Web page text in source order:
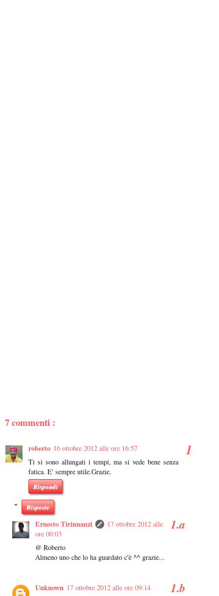
7 commenti :
roberto 16 ottobre 2012 alle ore 16:57
Ti si sono allungati i tempi, ma si vede bene senza
fatica. E' sempre utile.Grazie.
Rispondi
Risposte
Ernesto Tirinnanzi
17 ottobre 2012 alle
ore 00:03
@ Roberto
Almeno uno che lo ha guardato c'è ^^ grazie...
Unknown 17 ottobre 2012 alle ore 09:14